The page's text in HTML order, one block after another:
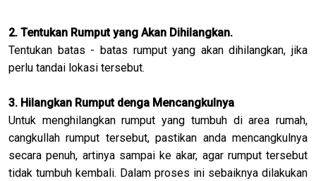
2. Tentukan Rumput yang Akan Dihilangkan.
Tentukan batas - batas rumput yang akan dihilangkan, jika
perlu tandai lokasi tersebut.
3. Hilangkan Rumput denga Mencangkulnya
Untuk menghilangkan rumput yang tumbuh di area rumah,
cangkullah rumput tersebut, pastikan anda mencangkulnya
secara penuh, artinya sampai ke akar, agar rumput tersebut
tidak tumbuh kembali. Dalam proses ini sebaiknya dilakukan